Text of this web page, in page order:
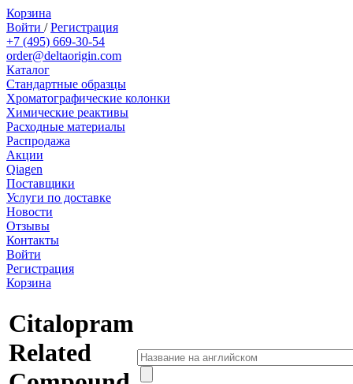
Корзина
Войти /Регистрация
+7 (495) 669-30-54
order@deltaorigin.com
Каталог
Стандартные образцы
Хроматографические колонки
Химические реактивы
Расходные материалы
Распродажа
Акции
Qiagen
Поставщики
Услуги по доставке
Новости
Отзывы
Контакты
Войти
Регистрация
Корзина
Citalopram
Related